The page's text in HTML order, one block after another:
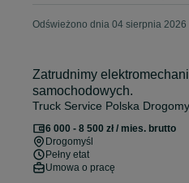
Odświeżono dnia 04 sierpnia 2026
Zatrudnimy
samochodowych.
Truck Service Polska
6 000 - 8 500 zł / mies. brutto
Drogomyśl
Pełny etat
Umowa o pracę